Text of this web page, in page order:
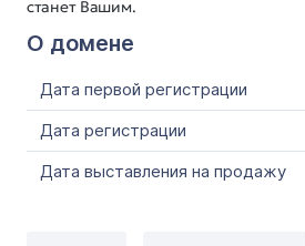
станет Вашим.
О домене
Дата первой регистрации
Дата регистрации
Дата выставления на продажу